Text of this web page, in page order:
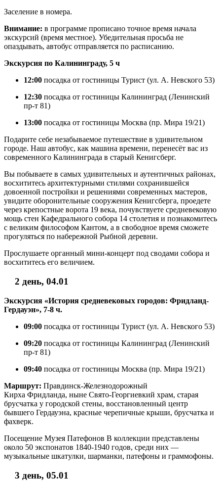
Заселение в номера.
Внимание: в программе прописано точное время начала
экскурсий (время местное). Убедительная просьба не
опаздывать, автобус отправляется по расписанию.
Экскурсия по Калининграду, 5 ч
12:00 посадка от гостиницы Турист (ул. А. Невского 53)
12:30 посадка от гостиницы Калининград (Ленинский
пр-т 81)
13:00 посадка от гостиницы Москва (пр. Мира 19/21)
Подарите себе незабываемое путешествие в удивительном
городе. Наш автобус, как машина времени, перенесёт вас из
современного Калининграда в старый Кенигсберг.
Вы побываете в самых удивительных и аутентичных районах,
восхититесь архитектурными стилями сохранившейся
довоенной постройки и решениями современных мастеров,
увидите оборонительные сооружения Кенигсберга, проедете
через крепостные ворота 19 века, почувствуете средневековую
мощь стен Кафедрального собора 14 столетия и познакомитесь
с великим философом Кантом, а в свободное время сможете
прогуляться по набережной Рыбной деревни.
Прослушаете органный мини-концерт под сводами собора и
восхититесь его величием.
2 день, 04.01
Экскурсия «История средневековых городов: Фридланд-
Гердауэн», 7-8 ч.
09:00 посадка от гостиницы Турист (ул. А. Невского 53)
09:20 посадка от гостиницы Калининград (Ленинский
пр-т 81)
09:40 посадка от гостиницы Москва (пр. Мира 19/21)
Маршрут: Правдинск-Железнодорожный
Кирха Фридланда, ныне Свято-Георгиевкий храм, старая
брусчатка у городской стены, восстановленный центр
бывшего Гердауэна, красные черепичные крыши, брусчатка и
фахверк.
Посещение Музея Патефонов В коллекции представлены
около 50 экспонатов 1840-1940 годов, среди них —
музыкальные шкатулки, шарманки, патефоны и граммофоны.
3 день, 05.01